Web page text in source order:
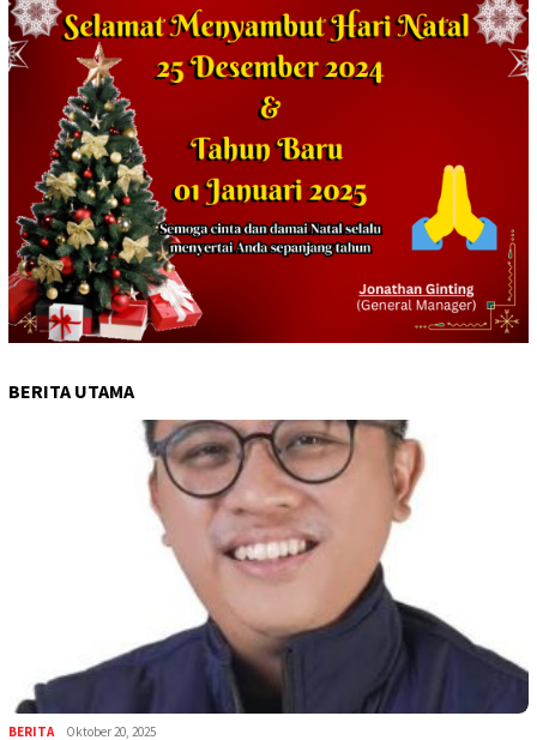
BERITA UTAMA
BERITA Oktober 20, 2025